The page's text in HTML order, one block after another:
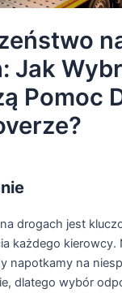
Jak
Pomoc
drogach jest
każdego kierowcy.
napotkamy na
dlatego wybór